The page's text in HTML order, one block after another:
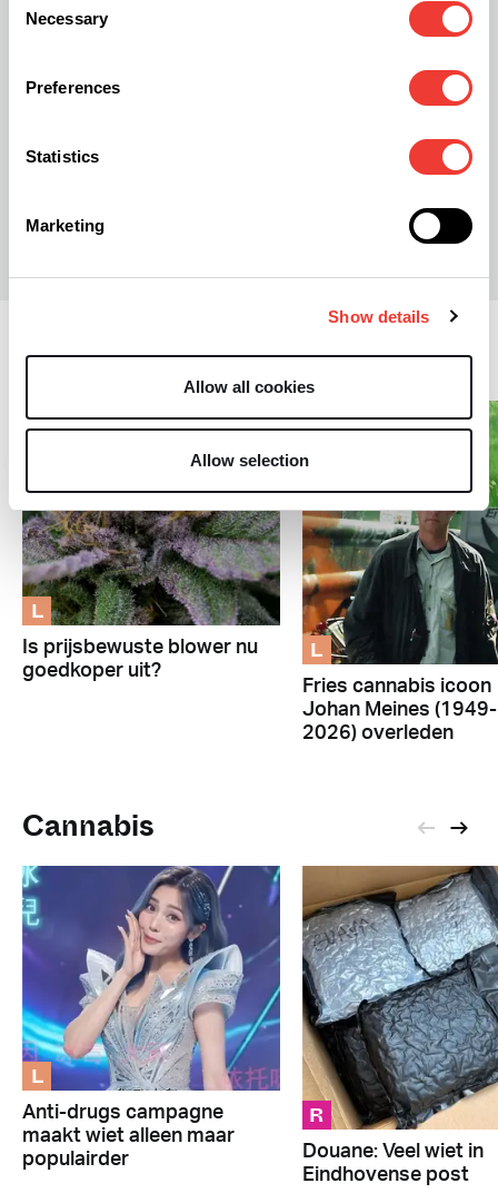
Selection
Necessary
Preferences
Statistics
Marketing
Show details
Allow all cookies
Allow selection
Lifestyle
L
Is prijsbewuste blower nu
goedkoper uit?
L
Fries cannabis icoon
Johan Meines (1949-
2026) overleden
Cannabis
L
Anti-drugs campagne
maakt wiet alleen maar
populairder
R
Douane: Veel wiet in
Eindhovense post